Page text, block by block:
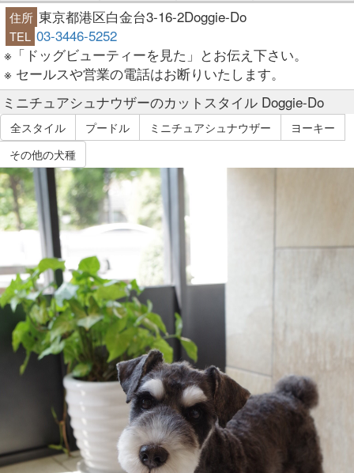
住所 東京都港区白金台3-16-2Doggie-Do
TEL 03-3446-5252
※「ドッグビューティーを見た」とお伝え下さい。
※ セールスや営業の電話はお断りいたします。
ミニチュアシュナウザーのカットスタイル Doggie-Do
全スタイル プードル ミニチュアシュナウザー
ヨーキー
その他の犬種